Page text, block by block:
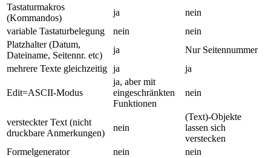
Tastaturmakros
(Kommandos)
ja
nein
variable Tastaturbelegung
nein
nein
Platzhalter (Datum,
Dateiname, Seitennr. etc)
ja
Nur Seitennummer
mehrere Texte gleichzeitig ja ja
Edit=ASCII-Modus
ja, aber mit
eingeschränkten
Funktionen
nein
versteckter Text (nicht
druckbare Anmerkungen)
nein
(Text)-Objekte
lassen sich
verstecken
Formelgenerator
nein
nein